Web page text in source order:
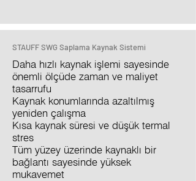
STAUFF SWG Saplama Kaynak Sistemi
Daha hızlı kaynak işlemi sayesinde
önemli ölçüde zaman ve maliyet
tasarrufu
Kaynak konumlarında azaltılmış
yeniden çalışma
Kısa kaynak süresi ve düşük termal
stres
Tüm yüzey üzerinde kaynaklı bir
bağlantı sayesinde yüksek
mukavemet